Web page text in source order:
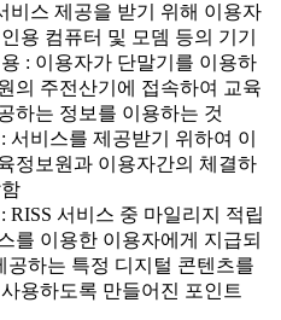
비스 제공을 받기 위해 이용자
용 컴퓨터 및 모뎀 등의 기기
: 이용자가 단말기를 이용하
의 주전산기에 접속하여 교육
하는 정보를 이용하는 것
비스를 제공받기 위하여 이
정보원과 이용자간의 체결하
서비스 중 마일리지 적립
를 이용한 이용자에게 지급되
공하는 특정 디지털 콘텐츠를
용하도록 만들어진 포인트